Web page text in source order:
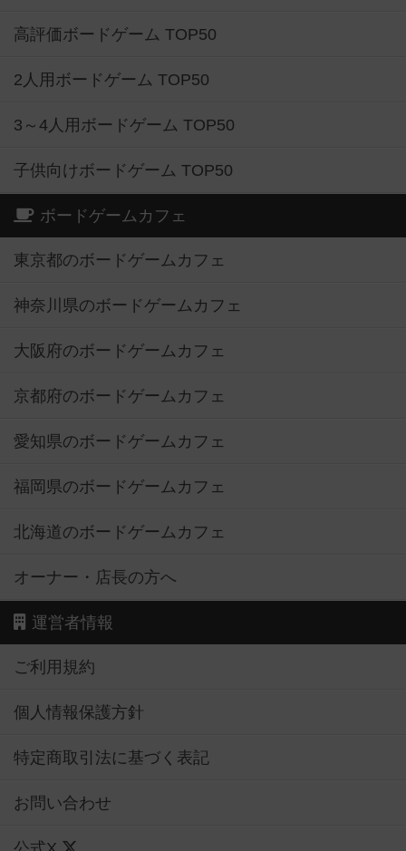
高評価ボードゲーム TOP50
2人用ボードゲーム TOP50
3～4人用ボードゲーム TOP50
子供向けボードゲーム TOP50
ボードゲームカフェ
東京都のボードゲームカフェ
神奈川県のボードゲームカフェ
大阪府のボードゲームカフェ
京都府のボードゲームカフェ
愛知県のボードゲームカフェ
福岡県のボードゲームカフェ
北海道のボードゲームカフェ
オーナー・店長の方へ
運営者情報
ご利用規約
個人情報保護方針
特定商取引法に基づく表記
お問い合わせ